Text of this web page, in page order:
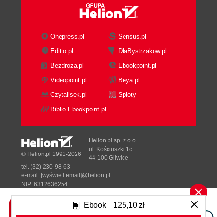
makeover
Design
Content
Generating revenue
Enabling growth
Summary
3. Designing your Blog
Layout
Color
Web color theory
Typography
Font replacement
Usability and accessibility
Implementing your blog design
A brief introduction to CSS
The early days of the web
Ebook 125,10 zł
Onepress.pl
Sensus.pl
Editio.pl
DlaBystrzakow.pl
Bezdroza.pl
Ebookpoint.pl
Videopoint.pl
Beya.pl
Czytalisek.pl
Sploty
Biblio.Ebookpoint.pl
Tonik.pl
© Helion.pl 1991-2026
Helion.pl sp. z o.o.
ul. Kościuszki 1c
44-100 Gliwice
tel. (32) 230-98-63
e-mail: [wyświetl email]@helion.pl
NIP: 6312636254